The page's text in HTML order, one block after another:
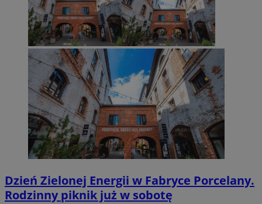
Dzień Zielonej Energii w Fabryce Porcelany.
Rodzinny piknik już w sobotę